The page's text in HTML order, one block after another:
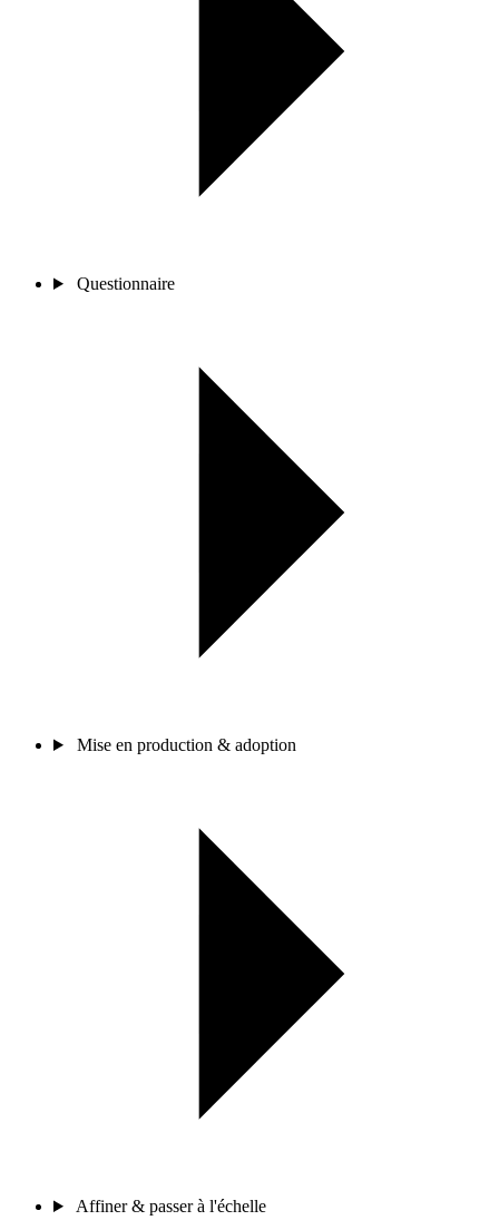
Questionnaire
Mise en production & adoption
Affiner & passer à l'échelle